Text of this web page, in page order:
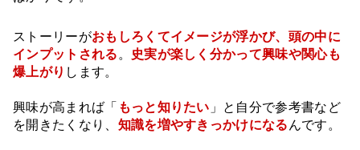
ストーリーがおもしろくてイメージが浮かび、頭の中に
インプットされる 。
史実が楽しく分かって興味や関心も
爆上がり します。
興味が高まれば「 もっと知りたい 」と自分で参考書など
を開きたくなり、 知識を増やすきっかけになる んです。